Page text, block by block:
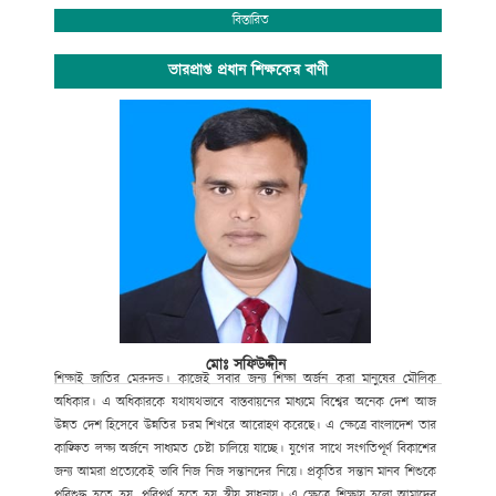
অপ্রতিরোধ্য অগ্রযাত্রায় এগিয়ে যাচ্ছে বাংলাদেশের শিক্ষা ব্যবস্থা। বিদ্যালয়ে গতানুগতিক
শিক্ষার্থীদের উৎসাহ প্রদানেও উক্ত শিক্ষাপ্রতিষ্ঠান বদ্ধপরিকর।
সাংস্কৃতিক বিকাশ, প্রগতিশীল চিন্তা, শৃঙ্খলা, নিরাপত্তা ও নিরবচ্ছিন্ন শান্তির মূল্যবোধকে
ধারণ করে আমাদের এই স্বাপ্নিক যাত্রায় সকল শিক্ষক, শিক্ষার্থী, অভিভাবক ও
গুণিজনসহ সংশ্লিষ্ট সকলের ঐকান্তিক সহযোগিতা প্রত্যাশা করছি। এই শিক্ষা প্রতিষ্ঠানের
সর্বাঙ্গীন উন্নতি ও ভবিষ্যৎ পরিকল্পনা রুপায়নে গঠনমূলক সমালোচনাসহ আপনাদের
মূল্যবান পরামর্শ ও সহযোগিতা আমাদের কাম্য।
গোকুলখালী মাধ্যমিক বিদ্যালয়
আলমডাঙ্গা, চুয়াডাঙ্গা।
বিস্তারিত
ভারপ্রাপ্ত প্রধান শিক্ষকের বাণী
মোঃ সফিউদ্দীন
শিক্ষাই জাতির মেরুদন্ড। কাজেই সবার জন্য শিক্ষা অর্জন করা মানুষের মৌলিক
অধিকার। এ অধিকারকে যথাযথভাবে বাস্তবায়নের মাধ্যমে বিশ্বের অনেক দেশ আজ
উন্নত দেশ হিসেবে উন্নতির চরম শিখরে আরোহণ করেছে। এ ক্ষেত্রে বাংলাদেশ তার
কাঙ্ক্ষিত লক্ষ্য অর্জনে সাধ্যমত চেষ্টা চালিয়ে যাচ্ছে। যুগের সাথে সংগতিপূর্ণ বিকাশের
জন্য আমরা প্রত্যেকেই ভাবি নিজ নিজ সন্তানদের নিয়ে। প্রকৃতির সন্তান মানব শিশুকে